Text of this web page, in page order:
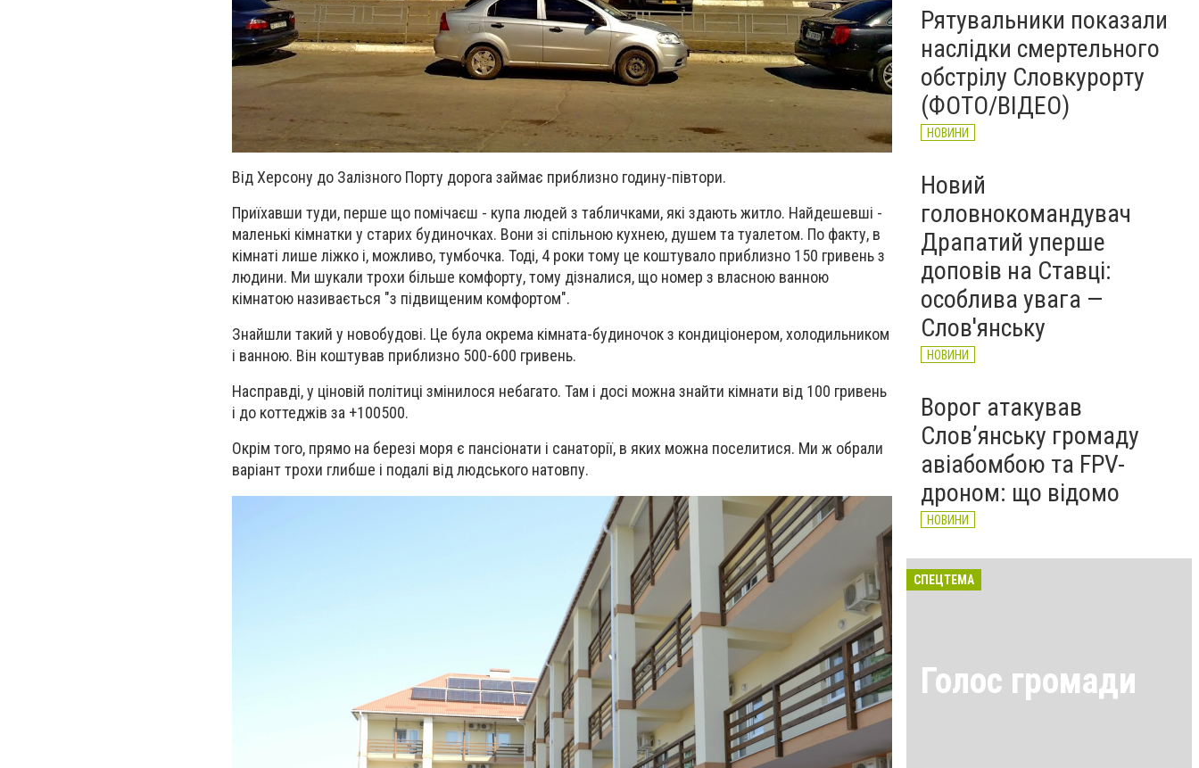
Від Херсону до Залізного Порту дорога займає приблизно годину-півтори.
Приїхавши туди, перше що помічаєш - купа людей з табличками, які здають житло. Найдешевші -
маленькі кімнатки у старих будиночках. Вони зі спільною кухнею, душем та туалетом. По факту, в
кімнаті лише ліжко і, можливо, тумбочка. Тоді, 4 роки тому це коштувало приблизно 150 гривень з
людини. Ми шукали трохи більше комфорту, тому дізналися, що номер з власною ванною
кімнатою називається "з підвищеним комфортом".
Знайшли такий у новобудові. Це була окрема кімната-будиночок з кондиціонером, холодильником
і ванною. Він коштував приблизно 500-600 гривень.
Насправді, у ціновій політиці змінилося небагато. Там і досі можна знайти кімнати від 100 гривень
і до коттеджів за +100500.
Окрім того, прямо на березі моря є пансіонати і санаторії, в яких можна поселитися. Ми ж обрали
варіант трохи глибше і подалі від людського натовпу.
Рятувальники показали
наслідки смертельного
обстрілу Словкурорту
(ФОТО/ВІДЕО)
НОВИНИ
Новий
головнокомандувач
Драпатий уперше
доповів на Ставці:
особлива увага —
Слов'янську
НОВИНИ
Ворог атакував
Слов’янську громаду
авіабомбою та FPV-
дроном: що відомо
НОВИНИ
СПЕЦТЕМА
Голос громади